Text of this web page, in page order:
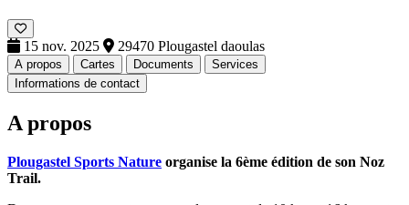
15 nov. 2025 29470 Plougastel daoulas
A propos Cartes Documents
Services
Informations de contact
A propos
Plougastel Sports Nature organise la 6ème édition de son Noz
Trail.